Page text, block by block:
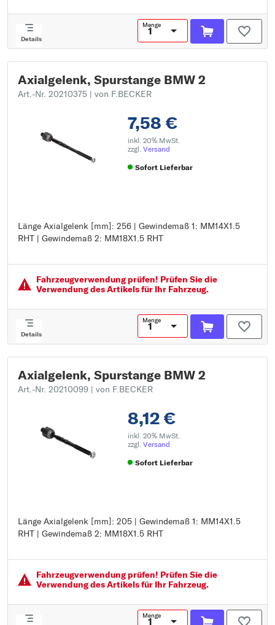
Details
Menge
Axialgelenk, Spurstange BMW 2
Art.-Nr. 20210375 | von F.BECKER
7,58 €
inkl. 20% MwSt.
zzgl. Versand
Sofort Lieferbar
Länge Axialgelenk [mm]: 256 | Gewindemaß 1: MM14X1.5
RHT | Gewindemaß 2: MM18X1.5 RHT
Länge Axialgelenk [mm]: 256
Gewindemaß 1: MM14X1.5 RHT
Fahrzeugver­wendung prüfen! Prüfen Sie die
Verwendung des Artikels für Ihr Fahrzeug.
Details
Menge
Axialgelenk, Spurstange BMW 2
Art.-Nr. 20210099 | von F.BECKER
8,12 €
inkl. 20% MwSt.
zzgl. Versand
Sofort Lieferbar
Länge Axialgelenk [mm]: 205 | Gewindemaß 1: MM14X1.5
RHT | Gewindemaß 2: MM18X1.5 RHT
Länge Axialgelenk [mm]: 205
Gewindemaß 1: MM14X1.5 RHT
Fahrzeugver­wendung prüfen! Prüfen Sie die
Verwendung des Artikels für Ihr Fahrzeug.
Menge